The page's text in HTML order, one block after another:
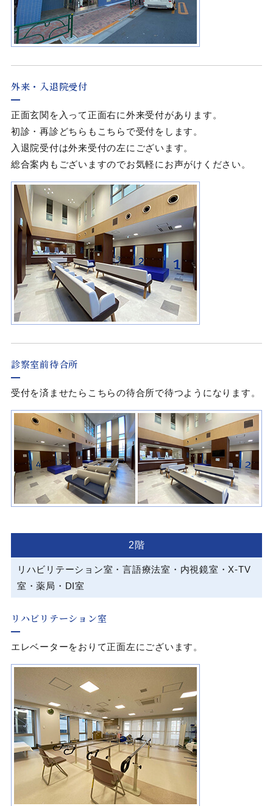
外来・入退院受付
正面玄関を入って正面右に外来受付があります。
初診・再診どちらもこちらで受付をします。
入退院受付は外来受付の左にございます。
総合案内もございますのでお気軽にお声がけください。
診察室前待合所
受付を済ませたらこちらの待合所で待つようになります。
2階
リハビリテーション室・言語療法室 ・ 内視鏡室・X-TV
室・薬局 ・ DI室
リハビリテーション室
エレベーターをおりて正面左にございます。